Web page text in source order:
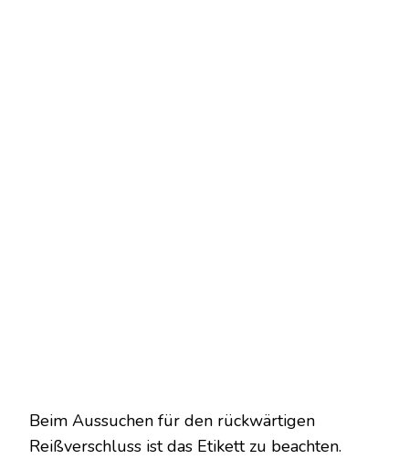
Beim Aussuchen für den rückwärtigen
Reißverschluss ist das Etikett zu beachten.